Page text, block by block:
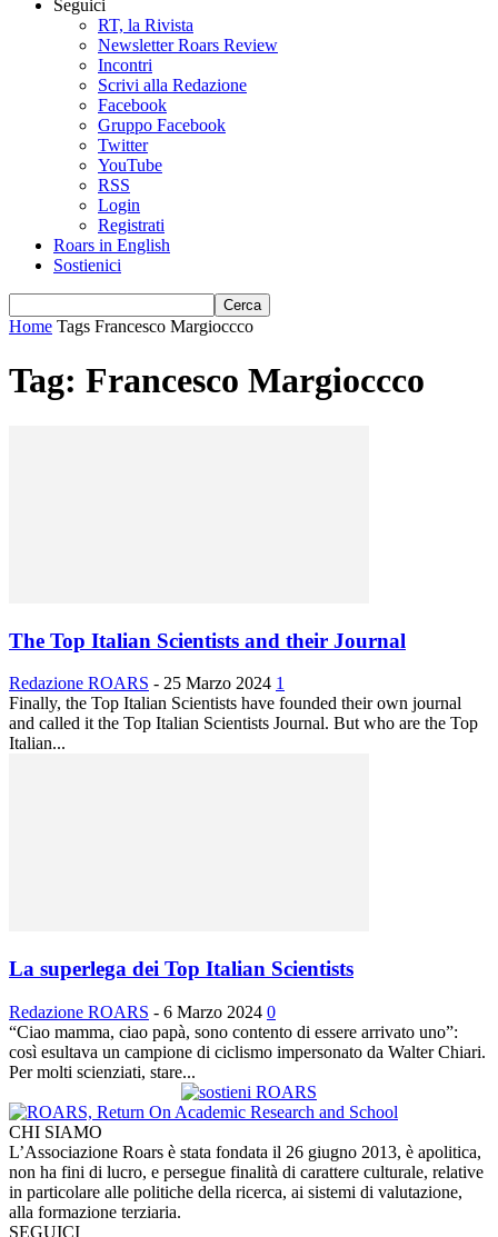
Seguici
RT, la Rivista
Newsletter Roars Review
Incontri
Scrivi alla Redazione
Facebook
Gruppo Facebook
Twitter
YouTube
RSS
Login
Registrati
Roars in English
Sostienici
Home Tags Francesco Margioccco
Tag: Francesco Margioccco
The Top Italian Scientists and their Journal
Redazione ROARS - 25 Marzo 2024 1
Finally, the Top Italian Scientists have founded their own journal
and called it the Top Italian Scientists Journal. But who are the Top
Italian...
La superlega dei Top Italian Scientists
Redazione ROARS - 6 Marzo 2024 0
“Ciao mamma, ciao papà, sono contento di essere arrivato uno”:
così esultava un campione di ciclismo impersonato da Walter Chiari.
Per molti scienziati, stare...
CHI SIAMO
L’Associazione Roars è stata fondata il 26 giugno 2013, è apolitica,
non ha fini di lucro, e persegue finalità di carattere culturale, relative
in particolare alle politiche della ricerca, ai sistemi di valutazione,
alla formazione terziaria.
SEGUICI